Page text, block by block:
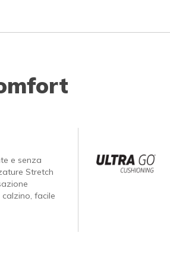
e senza
Stretch
facile